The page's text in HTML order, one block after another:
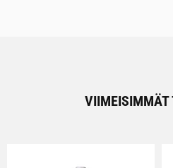
VIIMEISIMMÄT